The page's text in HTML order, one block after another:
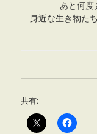
あと何度
身近な生き物た
共有: